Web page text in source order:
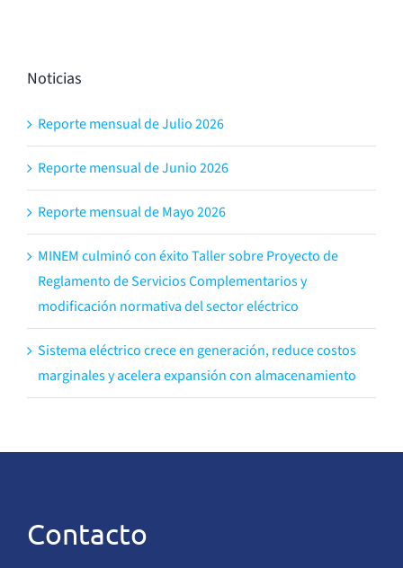
Noticias
Reporte mensual de Julio 2026
Reporte mensual de Junio 2026
Reporte mensual de Mayo 2026
MINEM culminó con éxito Taller sobre Proyecto de
Reglamento de Servicios Complementarios y
modificación normativa del sector eléctrico
Sistema eléctrico crece en generación, reduce costos
marginales y acelera expansión con almacenamiento
Contacto